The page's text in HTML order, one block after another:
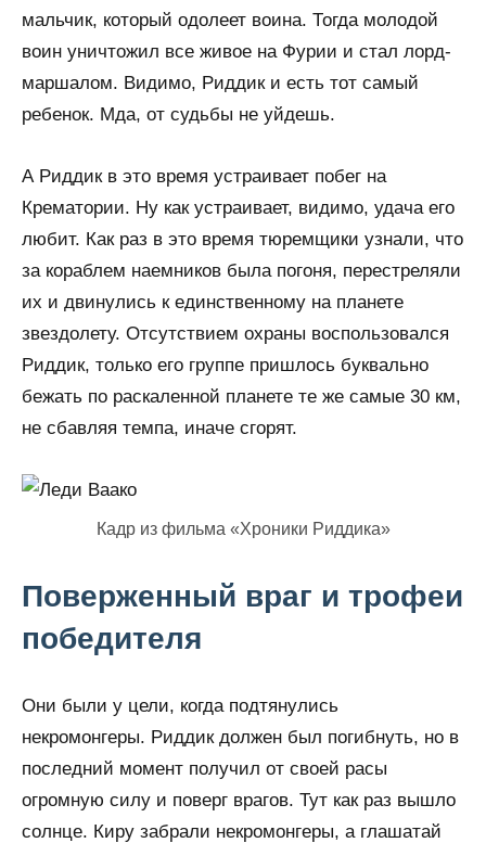
мальчик, который одолеет воина. Тогда молодой
воин уничтожил все живое на Фурии и стал лорд-
маршалом. Видимо, Риддик и есть тот самый
ребенок. Мда, от судьбы не уйдешь.
А Риддик в это время устраивает побег на
Крематории. Ну как устраивает, видимо, удача его
любит. Как раз в это время тюремщики узнали, что
за кораблем наемников была погоня, перестреляли
их и двинулись к единственному на планете
звездолету. Отсутствием охраны воспользовался
Риддик, только его группе пришлось буквально
бежать по раскаленной планете те же самые 30 км,
не сбавляя темпа, иначе сгорят.
Кадр из фильма «Хроники Риддика»
Поверженный враг и трофеи
победителя
Они были у цели, когда подтянулись
некромонгеры. Риддик должен был погибнуть, но в
последний момент получил от своей расы
огромную силу и поверг врагов. Тут как раз вышло
солнце. Киру забрали некромонгеры, а глашатай